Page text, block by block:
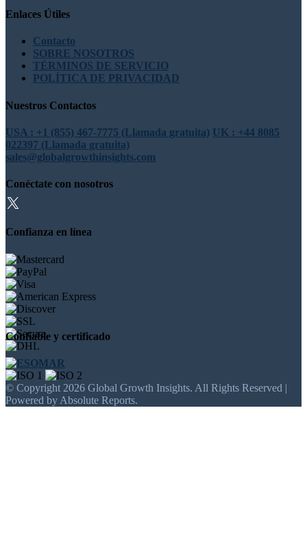
Enlaces Útiles
Contacto
SOBRE NOSOTROS
TÉRMINOS DE SERVICIO
POLÍTICA DE PRIVACIDAD
Nuestros Contactos
USA : +1 (855) 467-7775 (Llamada gratuita) UK : +44 8085
022397 (Llamada gratuita)
sales@globalgrowthinsights.com
Conéctate con nosotros
Confianza en línea
Confiable y certificado
© Copyright 2026 Global Growth Insights. All Rights Reserved |
Powered by Absolute Reports.